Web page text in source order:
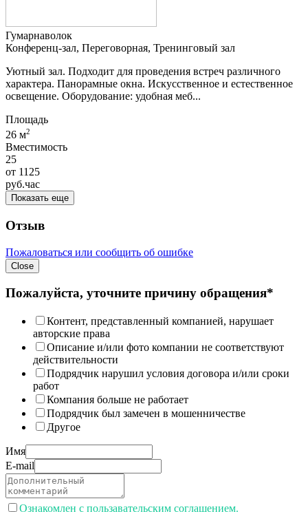
Гумарнаволок
Конференц-зал, Переговорная, Тренинговый зал
Уютный зал. Подходит для проведения встреч различного
характера. Панорамные окна. Искусственное и естественное
освещение. Оборудование: удобная меб...
Площадь
26 м2
Вместимость
25
от 1125
руб.час
Показать еще
Отзыв
Пожаловаться или сообщить об ошибке
Close
Пожалуйста, уточните причину обращения*
Контент, представленный компанией, нарушает
авторские права
Описание и/или фото компании не соответствуют
действительности
Подрядчик нарушил условия договора и/или сроки
работ
Компания больше не работает
Подрядчик был замечен в мошенничестве
Другое
Имя
E-mail
Ознакомлен с пользавательским соглашением.